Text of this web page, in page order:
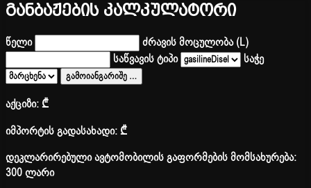
განბაჟების კალკულატორი
წელი
ძრავის მოცულობა (L)
საწვავის ტიპი
საჭე
გამოიანგარიშე …
აქციზი:₾
იმპორტის გადასახადი:₾
დეკლარირებული ავტომობილის გაფორმების მომსახურება:
300 ლარი